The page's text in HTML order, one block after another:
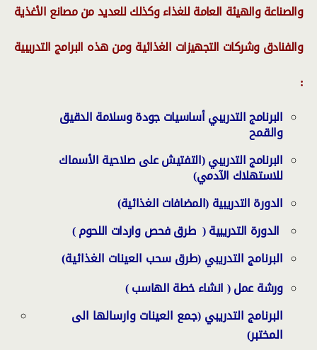
والصناعة والهيئة العامة للغذاء وكذلك للعديد من مصانع الأغذية
والفنادق وشركات التجهيزات الغذائية ومن هذه البرامج التدريبية
:
البرنامج التدريبي أساسيات جودة وسلامة الدقيق
والقمح
البرنامج التدريبي (التفتيش على صلاحية الأسماك
للاستهلاك الآدمي)
الدورة التدريبية (المضافات الغذائية)
الدورة التدريبية ( طرق فحص واردات اللحوم )
البرنامج التدريبي (طرق سحب العينات الغذائية)
ورشة عمل ( انشاء خطة الهاسب )
البرنامج التدريبي (جمع العينات وارسالها الى
المختبر)